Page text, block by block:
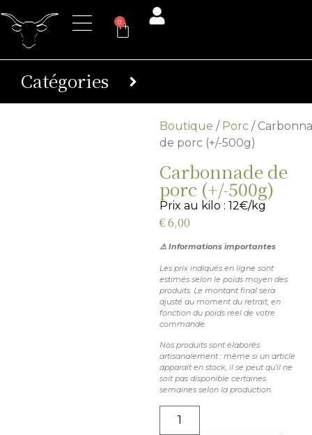
0
Catégories
Boutique / Porc/
de porc (+/-500g)
Carbonnade de
porc (+/-500g)
Prix au kilo : 12€/kg
€6,00
⚠️ Informations importantes
Les prix indiqués en ligne sont
estimés selon le poids moyen des
produits. Le montant final sera
ajusté au moment du retrait, en
fonction du poids réel de votre
commande.
Nos produits sont élaborés
artisanalement : même si un article
apparaît en stock, il se peut qu’il ne
soit pas disponible certaines
semaines selon la production.